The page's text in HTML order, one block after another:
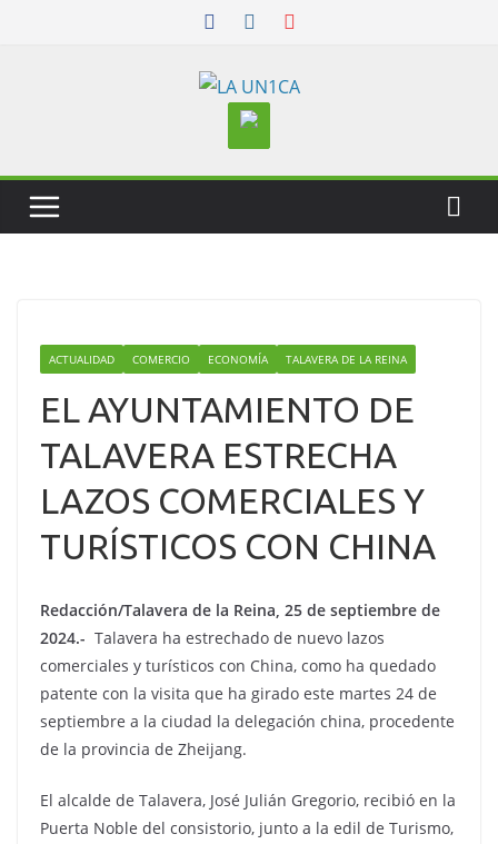
ACTUALIDAD COMERCIO ECONOMÍA TALAVERA DE LA REINA
EL AYUNTAMIENTO DE
TALAVERA ESTRECHA
LAZOS COMERCIALES Y
TURÍSTICOS CON CHINA
Redacción/Talavera de la Reina, 25 de septiembre de
2024.- Talavera ha estrechado de nuevo lazos
comerciales y turísticos con China, como ha quedado
patente con la visita que ha girado este martes 24 de
septiembre a la ciudad la delegación china, procedente
de la provincia de Zheijang.
El alcalde de Talavera, José Julián Gregorio, recibió en la
Puerta Noble del consistorio, junto a la edil de Turismo,